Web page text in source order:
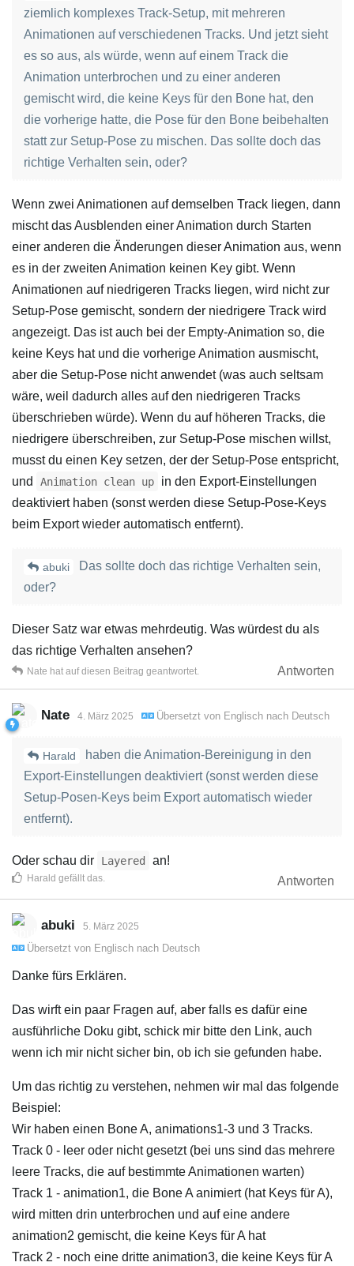
ziemlich komplexes Track-Setup, mit mehreren
Animationen auf verschiedenen Tracks. Und jetzt sieht
es so aus, als würde, wenn auf einem Track die
Animation unterbrochen und zu einer anderen
gemischt wird, die keine Keys für den Bone hat, den
die vorherige hatte, die Pose für den Bone beibehalten
statt zur Setup-Pose zu mischen. Das sollte doch das
richtige Verhalten sein, oder?
Wenn zwei Animationen auf demselben Track liegen, dann
mischt das Ausblenden einer Animation durch Starten
einer anderen die Änderungen dieser Animation aus, wenn
es in der zweiten Animation keinen Key gibt. Wenn
Animationen auf niedrigeren Tracks liegen, wird nicht zur
Setup-Pose gemischt, sondern der niedrigere Track wird
angezeigt. Das ist auch bei der Empty-Animation so, die
keine Keys hat und die vorherige Animation ausmischt,
aber die Setup-Pose nicht anwendet (was auch seltsam
wäre, weil dadurch alles auf den niedrigeren Tracks
überschrieben würde). Wenn du auf höheren Tracks, die
niedrigere überschreiben, zur Setup-Pose mischen willst,
musst du einen Key setzen, der der Setup-Pose entspricht,
und
Animation clean up
in den Export-Einstellungen
deaktiviert haben (sonst werden diese Setup-Pose-Keys
beim Export wieder automatisch entfernt).
abuki
Das sollte doch das richtige Verhalten sein,
oder?
Dieser Satz war etwas mehrdeutig. Was würdest du als
das richtige Verhalten ansehen?
Antworten
Nate hat auf diesen Beitrag geantwortet.
Nate 4. März 2025 Übersetzt von Englisch nach Deutsch
Harald
haben die Animation-Bereinigung in den
Export-Einstellungen deaktiviert (sonst werden diese
Setup-Posen-Keys beim Export automatisch wieder
entfernt).
Oder schau dir Layered
an!
Antworten
Harald gefällt das.
abuki 5. März 2025
Übersetzt von Englisch nach Deutsch
Danke fürs Erklären.
Das wirft ein paar Fragen auf, aber falls es dafür eine
ausführliche Doku gibt, schick mir bitte den Link, auch
wenn ich mir nicht sicher bin, ob ich sie gefunden habe.
Um das richtig zu verstehen, nehmen wir mal das folgende
Beispiel:
Wir haben einen Bone A, animations1-3 und 3 Tracks.
Track 0 - leer oder nicht gesetzt (bei uns sind das mehrere
leere Tracks, die auf bestimmte Animationen warten)
Track 1 - animation1, die Bone A animiert (hat Keys für A),
wird mitten drin unterbrochen und auf eine andere
animation2 gemischt, die keine Keys für A hat
Track 2 - noch eine dritte animation3, die keine Keys für A